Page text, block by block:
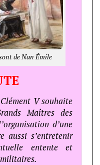
de Nan Émile
V souhaite
Maîtres des
d’une
aussi s’entretenir
entente et